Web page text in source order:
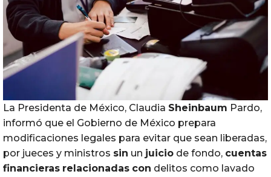
La Presidenta de México, Claudia Sheinbaum Pardo,
informó que el Gobierno de México prepara
modificaciones legales para evitar que sean liberadas,
por jueces y ministros sin un juicio de fondo, cuentas
financieras relacionadas con delitos como lavado